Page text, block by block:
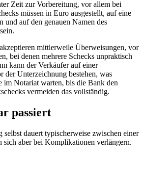
Zeit zur Vorbereitung, vor allem bei
müssen in Euro ausgestellt, auf eine
und auf den genauen Namen des
mittlerweile Überweisungen, vor
bei denen mehrere Schecks unpraktisch
kann der Verkäufer auf einer
der Unterzeichnung bestehen, was
im Notariat warten, bis die Bank den
vermeiden das vollständig.
passiert
selbst dauert typischerweise zwischen einer
sich aber bei Komplikationen verlängern.